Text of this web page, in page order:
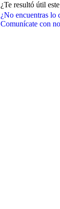
¿No encuentras lo
Comunícate con
¿Te resultó útil